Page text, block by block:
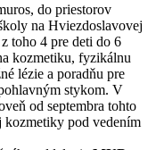
do priestorov
na Hviezdoslavovej
toho 4 pre deti do 6
kozmetiku, fyzikálnu
lézie a poradňu pre
stykom. V
od septembra tohto
pod vedením